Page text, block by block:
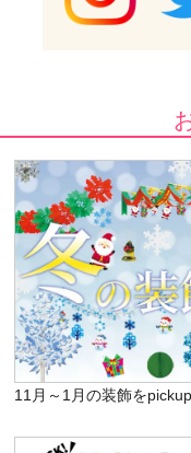
11月～1月の装飾を